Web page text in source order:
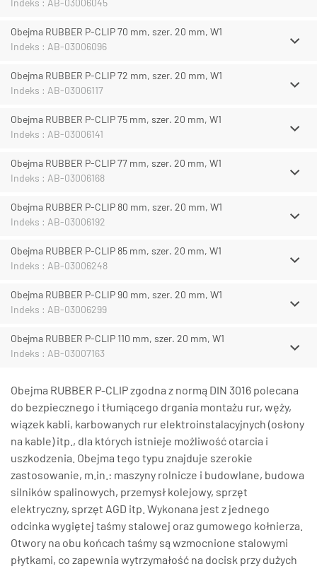
Indeks : AB-03006045
Obejma RUBBER P-CLIP 70 mm, szer. 20 mm, W1
Indeks : AB-03006096
Obejma RUBBER P-CLIP 72 mm, szer. 20 mm, W1
Indeks : AB-03006117
Obejma RUBBER P-CLIP 75 mm, szer. 20 mm, W1
Indeks : AB-03006141
Obejma RUBBER P-CLIP 77 mm, szer. 20 mm, W1
Indeks : AB-03006168
Obejma RUBBER P-CLIP 80 mm, szer. 20 mm, W1
Indeks : AB-03006192
Obejma RUBBER P-CLIP 85 mm, szer. 20 mm, W1
Indeks : AB-03006248
Obejma RUBBER P-CLIP 90 mm, szer. 20 mm, W1
Indeks : AB-03006299
Obejma RUBBER P-CLIP 110 mm, szer. 20 mm, W1
Indeks : AB-03007163
Obejma RUBBER P-CLIP zgodna z normą DIN 3016 polecana
do bezpiecznego i tłumiącego drgania montażu rur, węży,
wiązek kabli, karbowanych rur elektroinstalacyjnych (osłony
na kable) itp., dla których istnieje możliwość otarcia i
uszkodzenia. Obejma tego typu znajduje szerokie
zastosowanie, m.in.: maszyny rolnicze i budowlane, budowa
silników spalinowych, przemysł kolejowy, sprzęt
elektryczny, sprzęt AGD itp. Wykonana jest z jednego
odcinka wygiętej taśmy stalowej oraz gumowego kołnierza.
Otwory na obu końcach taśmy są wzmocnione stalowymi
płytkami, co zapewnia wytrzymałość na docisk przy dużych